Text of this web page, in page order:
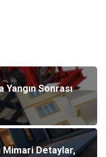
Yangın Sonrası
Mimari Detaylar,